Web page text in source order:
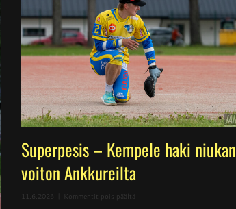
Superpesis – Kempele haki niukan
voiton Ankkureilta
11.6.2026 Kommentit pois päältä